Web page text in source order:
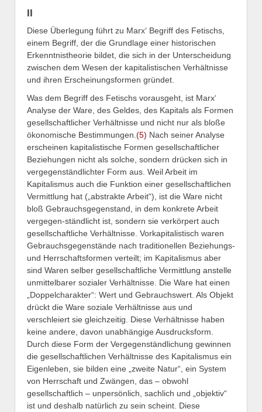
Diese Überlegung führt zu Marx‘ Begriff des Fetischs,
einem Begriff, der die Grundlage einer historischen
Erkenntnistheorie bildet, die sich in der Unterscheidung
zwischen dem Wesen der kapitalistischen Verhältnisse
und ihren Erscheinungsformen gründet.
Was dem Begriff des Fetischs vorausgeht, ist Marx‘
Analyse der Ware, des Geldes, des Kapitals als Formen
gesellschaftlicher Verhältnisse und nicht nur als bloße
ökonomische Bestimmungen. (5) Nach seiner Analyse
erscheinen kapitalistische Formen gesellschaftlicher
Beziehungen nicht als solche, sondern drücken sich in
vergegenständlichter Form aus. Weil Arbeit im
Kapitalismus auch die Funktion einer gesellschaftlichen
Vermittlung hat („abstrakte Arbeit“), ist die Ware nicht
bloß Gebrauchsgegenstand, in dem konkrete Arbeit
vergegen-ständlicht ist, sondern sie verkörpert auch
gesellschaftliche Verhältnisse. Vorkapitalistisch waren
Gebrauchsgegenstände nach traditionellen Beziehungs-
und Herrschaftsformen verteilt; im Kapitalismus aber
sind Waren selber gesellschaftliche Vermittlung anstelle
unmittelbarer sozialer Verhältnisse. Die Ware hat einen
„Doppelcharakter“: Wert und Gebrauchswert. Als Objekt
drückt die Ware soziale Verhältnisse aus und
verschleiert sie gleichzeitig. Diese Verhältnisse haben
keine andere, davon unabhängige Ausdrucksform.
Durch diese Form der Vergegenständlichung gewinnen
die gesellschaftlichen Verhältnisse des Kapitalismus ein
Eigenleben, sie bilden eine „zweite Natur“, ein System
von Herrschaft und Zwängen, das – obwohl
gesellschaftlich – unpersönlich, sachlich und „objektiv“
ist und deshalb natürlich zu sein scheint. Diese